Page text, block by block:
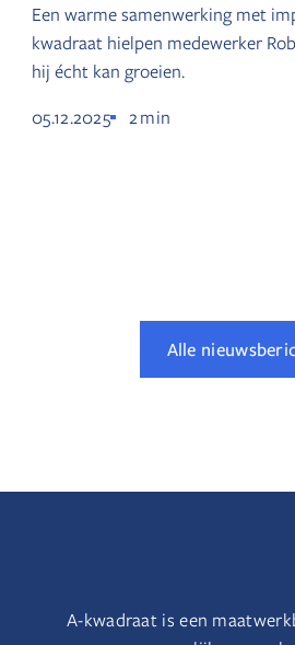
Een warme samenwerking met
kwadraat hielpen medewerker
hij écht kan groeien.
05.12.2025
2min
Alle
A-kwadraat is een